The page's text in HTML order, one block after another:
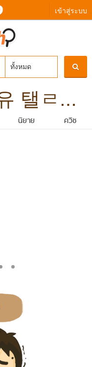
เข้าสู่ระบบ
ทั้งหมด
내구제후기공유 탤ㄹㄱ램 Tsbusim 탬스뷰선불유심내구제 주말당일비대면대출 청양군무소득자생활자금대출 긴급생계자금대출지원
นิยาย ควิซ